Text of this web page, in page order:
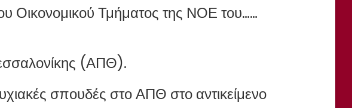
Οικονομικού Τμήματος της ΝΟΕ του……
(ΑΠΘ).
σπουδές στο ΑΠΘ στο αντικείμενο